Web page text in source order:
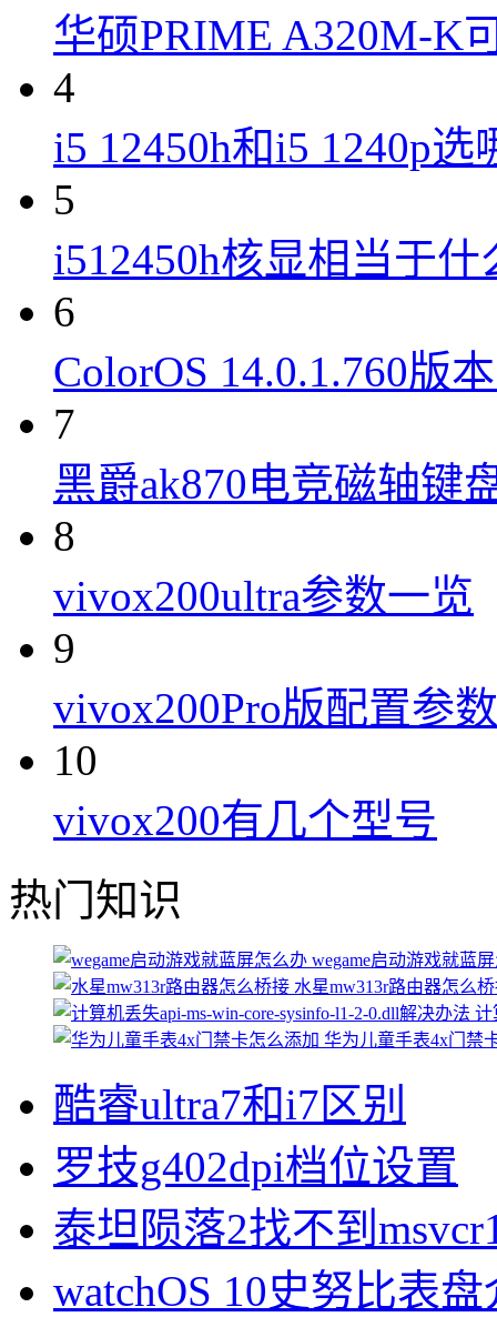
华硕PRIME A320M-K
4
i5 12450h和i5 1240p选
5
i512450h核显相当于什
6
ColorOS 14.0.1.760版
7
黑爵ak870电竞磁轴键
8
vivox200ultra参数一览
9
vivox200Pro版配置参数
10
vivox200有几个型号
热门知识
wegame启动游戏就蓝
水星mw313r路由器怎么
计
华为儿童手表4x门禁
酷睿ultra7和i7区别
罗技g402dpi档位设置
泰坦陨落2找不到
watchOS 10史努比表